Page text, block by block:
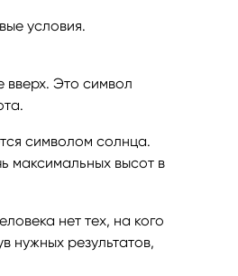
условия.
вверх. Это символ
символом солнца.
максимальных высот в
нет тех, на кого
нужных результатов,